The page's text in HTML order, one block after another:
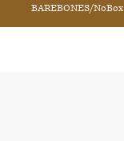
BAREBONES/NoBox